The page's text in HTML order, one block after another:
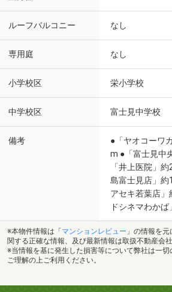
ルーフバルコニー なし
専用庭 なし
小学校区 栄小学校
中学校区 富士見中学校
備考
●「ヤオコーワ
m ●「富士見中
「井上医院」
島富士見店」約
アセキ若葉店」
ドシネマわか
※本物件情報は「 マンションレビュー 」の情報を
関する正確な情報、及び最新情報は取扱不動産会
※当情報を基に発生した損害等について弊社は一
ご理解の上ご利用ください。